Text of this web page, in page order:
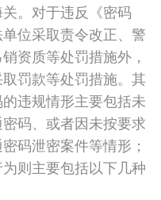
。对于违反《密码
位采取责令改正、警
资质等处罚措施外，
罚款等处罚措施。其
违规情形主要包括未
码、或者因未按要求
码泄密案件等情形；
则主要包括以下几种